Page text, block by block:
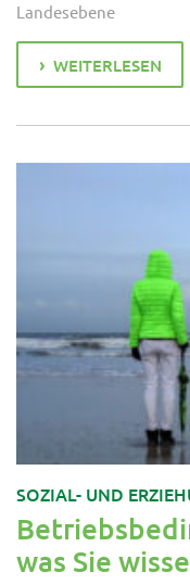
Landesebene
WEITERLESEN
SOZIAL- UND
was Sie